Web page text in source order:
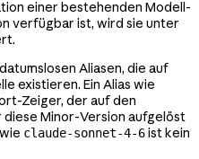
einer bestehenden Modell-
verfügbar ist, wird sie unter
Aliasen, die auf
existieren. Ein Alias wie
Zeiger, der auf den
Minor-Version aufgelöst
claude-sonnet-4-6ist kein